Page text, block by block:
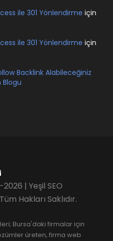
ile 301 Yönlendirme için
ile 301 Yönlendirme için
Backlink Alabileceğiniz
Blogu
| Yeşil SEO
Hakları Saklıdır.
Bursa'daki firmalar için
üreten, firma web